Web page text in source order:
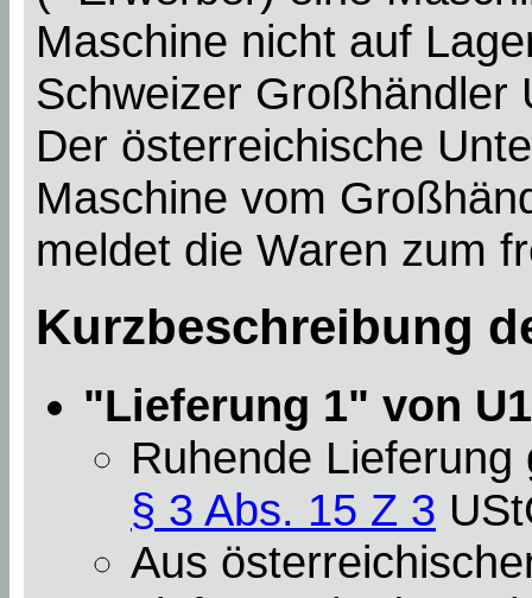
Maschine nicht auf
Schweizer Großhändler
Der österreichische
Maschine vom
meldet die Waren zum
Kurzbeschreibung
"Lieferung 1" von
Ruhende
§ 3 Abs. 15 Z 3
Aus